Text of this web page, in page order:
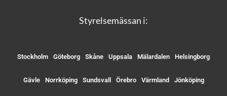
Styrelsemässan i:
Stockholm Göteborg Skåne Uppsala Mälardalen Helsingborg
Gävle Norrköping Sundsvall Örebro Värmland Jönköping